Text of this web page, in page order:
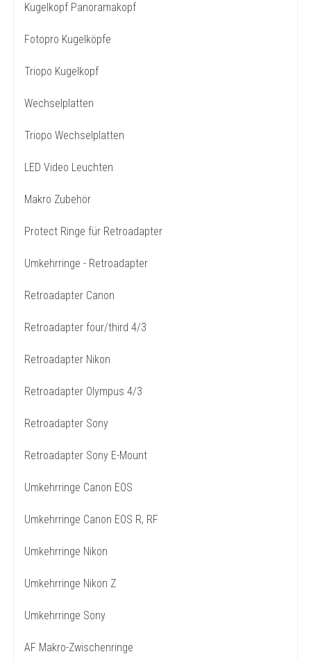
Kugelkopf Panoramakopf
Fotopro Kugelköpfe
Triopo Kugelkopf
Wechselplatten
Triopo Wechselplatten
LED Video Leuchten
Makro Zubehör
Protect Ringe für Retroadapter
Umkehrringe - Retroadapter
Retroadapter Canon
Retroadapter four/third 4/3
Retroadapter Nikon
Retroadapter Olympus 4/3
Retroadapter Sony
Retroadapter Sony E-Mount
Umkehrringe Canon EOS
Umkehrringe Canon EOS R, RF
Umkehrringe Nikon
Umkehrringe Nikon Z
Umkehrringe Sony
AF Makro-Zwischenringe